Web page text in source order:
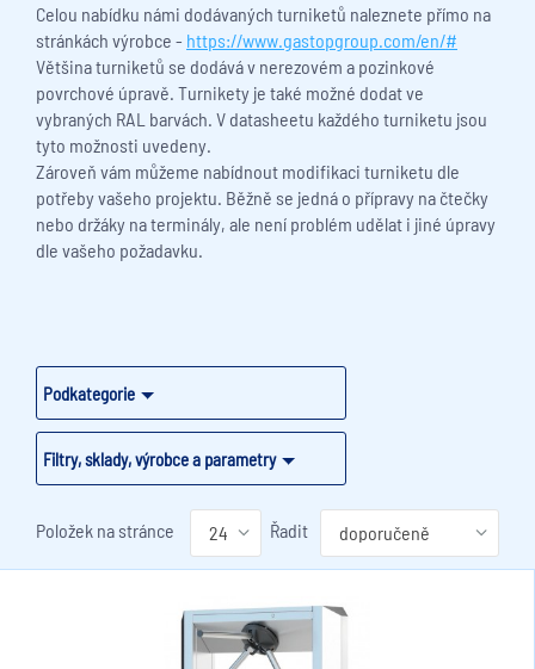
Podkategorie
Filtry, sklady, výrobce a parametry
Celou nabídku námi dodávaných turniketů naleznete přímo na
stránkách výrobce - https://www.gastopgroup.com/en/#
Většina turniketů se dodává v nerezovém a pozinkové
povrchové úpravě. Turnikety je také možné dodat ve
vybraných RAL barvách. V datasheetu každého turniketu jsou
tyto možnosti uvedeny.
Zároveň vám můžeme nabídnout modifikaci turniketu dle
potřeby vašeho projektu. Běžně se jedná o přípravy na čtečky
nebo držáky na terminály, ale není problém udělat i jiné úpravy
dle vašeho požadavku.
Položek na stránce Řadit